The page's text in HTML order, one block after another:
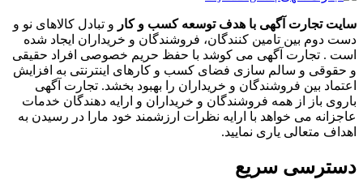
سایت تجارت آگهی با هدف توسعه کسب و کار و تبادل کالاهای نو و
دست دوم بین تامین کنندگان، فروشندگان و خریداران ایجاد شده
است . تجارت آگهی می کوشد با حفظ حریم خصوصی افراد حقیقی
و حقوقی و سالم سازی فضای کسب و کارهای اینترنتی به افزایش
اعتماد بین فروشندگان و خریداران را بهبود بخشد. تجارت آگهی
باروی باز از همه فروشندگان و خریداران و ارایه دهندگان خدمات
عاجزانه می خواهد با ارایه نظرات ارزشمند خود مارا در رسیدن به
اهداف متعالی یاری نمایید.
دسترسی سریع